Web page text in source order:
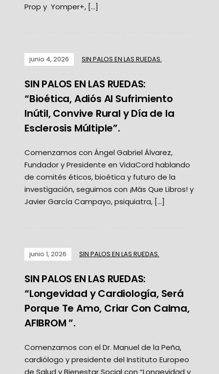
Prop y Yomper+, […]
junio 4, 2026 SIN PALOS EN LAS RUEDAS.
SIN PALOS EN LAS RUEDAS:
“Bioética, Adiós Al Sufrimiento
Inútil, Convive Rural y Día de la
Esclerosis Múltiple”.
Comenzamos con Ángel Gabriel Álvarez,
Fundador y Presidente en VidaCord hablando
de comités éticos, bioética y futuro de la
investigación, seguimos con ¡Más Que Libros! y
Javier García Campayo, psiquiatra, […]
junio 1, 2026 SIN PALOS EN LAS RUEDAS.
SIN PALOS EN LAS RUEDAS:
“Longevidad y Cardiología, Será
Porque Te Amo, Criar Con Calma,
AFIBROM ”.
Comenzamos con el Dr. Manuel de la Peña,
cardiólogo y presidente del Instituto Europeo
de Salud y Bienestar Social con “Longevidad y